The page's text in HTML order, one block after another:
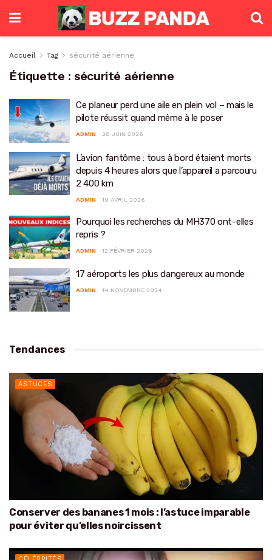
Accueil Tag sécurité aérienne
Étiquette : sécurité aérienne
Ce planeur perd une aile en plein vol – mais le
pilote réussit quand même à le poser
ADMIN 28 JUIN 2026
L’avion fantôme : tous à bord étaient morts
depuis 4 heures alors que l’appareil a parcouru
2 400 km
ADMIN 19 AVRIL 2026
Pourquoi les recherches du MH370 ont-elles
repris ?
ADMIN 12 FÉVRIER 2026
17 aéroports les plus dangereux au monde
ADMIN 14 NOVEMBRE 2024
Tendances
ASTUCES
Conserver des bananes 1 mois : l’astuce imparable
pour éviter qu’elles noircissent